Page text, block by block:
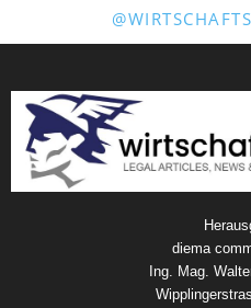
diema
Ing. Mag.